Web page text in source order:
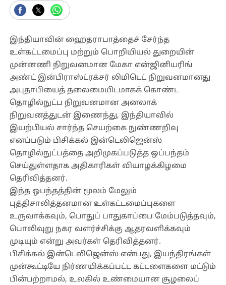
இந்தியாவின் ஹைதராபாத்தைச் சேர்ந்த
உள்கட்டமைப்பு மற்றும் பொறியியல் துறையின்
முன்னணி நிறுவனமான மேகா என்ஜினியரிங்
அண்ட் இன்பிராஸ்ட்ரக்சர் லிமிடெட் நிறுவனமானது
அபுதாபியைத் தலைமையிடமாகக் கொண்ட
தொழில்நுட்ப நிறுவனமான அனலாக்
நிறுவனத்துடன் இணைந்து, இந்தியாவில்
இயற்பியல் சார்ந்த செயற்கை நுண்ணறிவு
எனப்படும் பிசிக்கல் இன்டெலிஜென்ஸ்
தொழில்நுட்பத்தை அறிமுகப்படுத்த ஒப்பந்தம்
செய்துள்ளதாக அதிகாரிகள் வியாழக்கிழமை
தெரிவித்தனர்.
இந்த ஒபந்தத்தின் மூலம் மேலும்
புத்திசாலித்தனமான உள்கட்டமைப்புகளை
உருவாக்கவும், பொதுப் பாதுகாப்பை மேம்படுத்தவும்,
பொலிவுறு நகர வளர்ச்சிக்கு ஆதரவளிக்கவும்
முடியும் என்று அவர்கள் தெரிவித்தனர்.
பிசிக்கல் இன்டெலிஜென்ஸ் என்பது, இயந்திரங்கள்
முன்கூட்டியே நிர்ணயிக்கப்பட்ட கட்டளைகளை மட்டும்
பின்பற்றாமல், உலகில் உண்மையான சூழலைப்